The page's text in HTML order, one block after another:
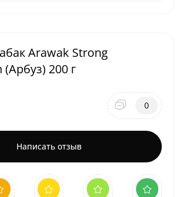
Arawak Strong
200 г
0
Написать отзыв